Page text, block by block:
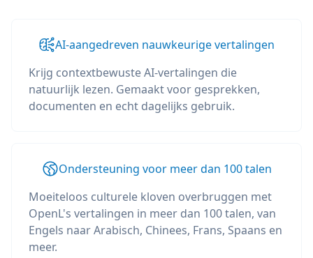
AI-aangedreven nauwkeurige vertalingen
Krijg contextbewuste AI-vertalingen die
natuurlijk lezen. Gemaakt voor gesprekken,
documenten en echt dagelijks gebruik.
Ondersteuning voor meer dan 100 talen
Moeiteloos culturele kloven overbruggen met
OpenL's vertalingen in meer dan 100 talen, van
Engels naar Arabisch, Chinees, Frans, Spaans en
meer.